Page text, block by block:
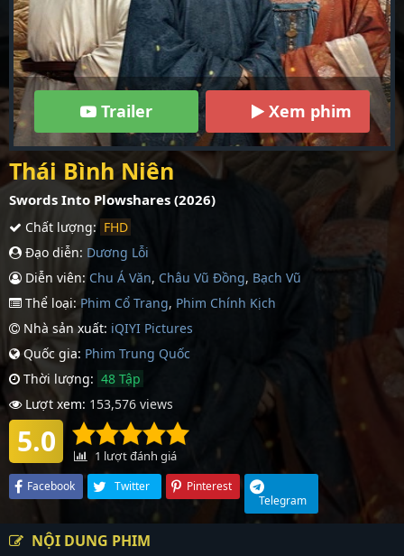
Trailer Xem phim
Thái Bình Niên
Swords Into Plowshares (2026)
Chất lượng: FHD
Đạo diễn: Dương Lỗi
Diễn viên: Chu Á Văn, Châu Vũ Đồng, Bạch Vũ
Thể loại: Phim Cổ Trang, Phim Chính Kịch
Nhà sản xuất: iQIYI Pictures
Quốc gia: Phim Trung Quốc
Thời lượng: 48 Tập
Lượt xem: 153,576 views
5.0 1 lượt đánh giá
Facebook Twitter
Pinterest
Telegram
NỘI DUNG PHIM